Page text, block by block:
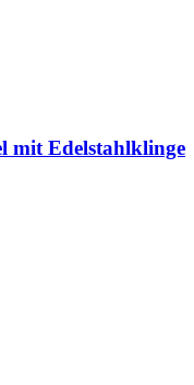
mit Edelstahlklinge